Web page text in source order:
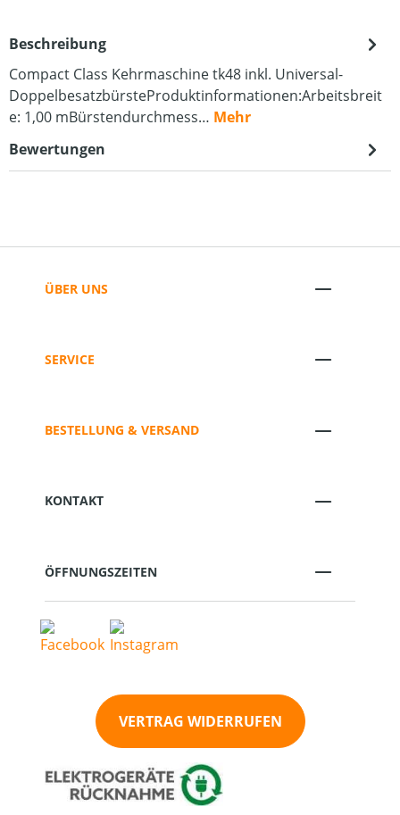
Beschreibung
Compact Class Kehrmaschine tk48 inkl. Universal-
DoppelbesatzbürsteProduktinformationen:Arbeitsbreit
e: 1,00 mBürstendurchmess… Mehr
Bewertungen
ÜBER UNS
SERVICE
BESTELLUNG & VERSAND
KONTAKT
ÖFFNUNGSZEITEN
VERTRAG WIDERRUFEN